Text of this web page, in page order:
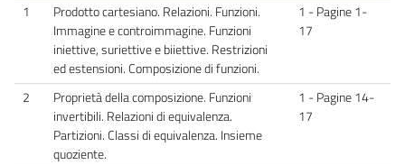
1
Prodotto cartesiano. Relazioni. Funzioni.
Immagine e controimmagine. Funzioni
iniettive, suriettive e biiettive. Restrizioni
ed estensioni. Composizione di funzioni.
1 - Pagine 1-
17
2
Proprietà della composizione. Funzioni
invertibili. Relazioni di equivalenza.
Partizioni. Classi di equivalenza. Insieme
quoziente.
1 - Pagine 14-
17